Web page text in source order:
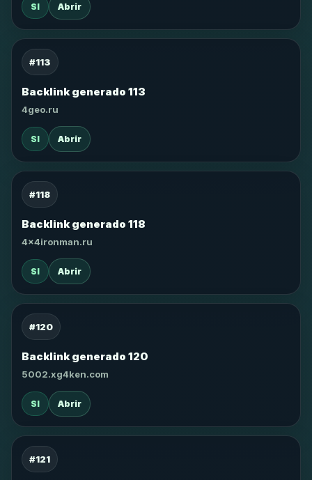
SI Abrir
#113
Backlink generado 113
4geo.ru
SI Abrir
#118
Backlink generado 118
4x4ironman.ru
SI Abrir
#120
Backlink generado 120
5002.xg4ken.com
SI Abrir
#121